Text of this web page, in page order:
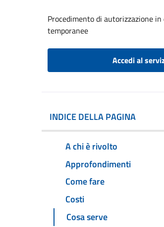
Procedimento di autorizzazione
temporanee
Accedi al
INDICE DELLA PAGINA
A chi è rivolto
Approfondimenti
Come fare
Costi
Cosa serve